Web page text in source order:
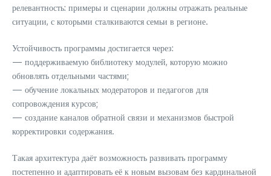
релевантность: примеры и сценарии должны отражать реальные
ситуации, с которыми сталкиваются семьи в регионе.
Устойчивость программы достигается через:
— поддерживаемую библиотеку модулей, которую можно
обновлять отдельными частями;
— обучение локальных модераторов и педагогов для
сопровождения курсов;
— создание каналов обратной связи и механизмов быстрой
корректировки содержания.
Такая архитектура даёт возможность развивать программу
постепенно и адаптировать её к новым вызовам без кардинальной